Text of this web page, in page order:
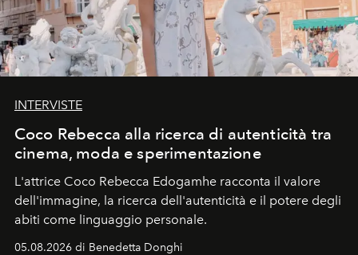
INTERVISTE
Coco Rebecca alla ricerca di autenticità tra
cinema, moda e sperimentazione
L'attrice Coco Rebecca Edogamhe racconta il valore
dell'immagine, la ricerca dell'autenticità e il potere degli
abiti come linguaggio personale.
05.08.2026 di Benedetta Donghi